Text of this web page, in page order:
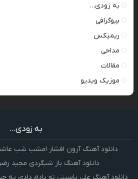
به زودی…
بیوگرافی
ریمیکس
مداحی
مقالات
موزیک ویدیو
به زودی...
دانلود آهنگ آرون افشار امشب شب
دانلود آهنگ باز شبگردی مجید